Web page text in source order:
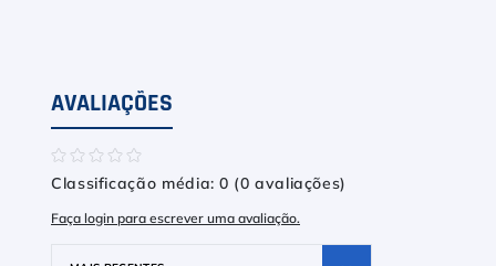
AVALIAÇÕES
☆☆☆☆☆
Classificação média: 0 (0 avaliações)
Faça login para escrever uma avaliação.